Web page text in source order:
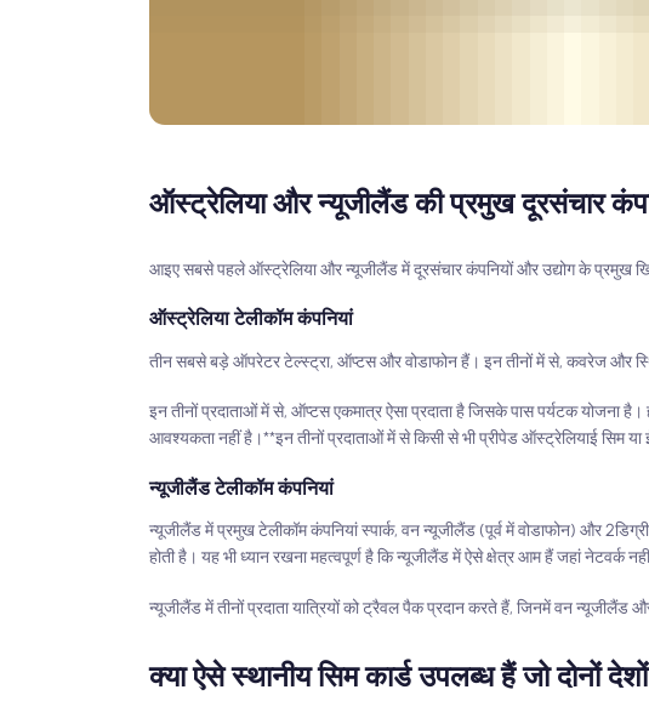
ऑस्ट्रेलिया और न्यूजीलैंड की प्रमुख दूरसंचार
आइए सबसे पहले ऑस्ट्रेलिया और न्यूजीलैंड में दूरसंचार कंपनियों और उद्योग के प्रमुख
ऑस्ट्रेलिया टेलीकॉम कंपनियां
तीन सबसे बड़े ऑपरेटर टेल्स्ट्रा, ऑप्टस और वोडाफोन हैं। इन तीनों में से, कवरेज और
इन तीनों प्रदाताओं में से, ऑप्टस एकमात्र ऐसा प्रदाता है जिसके पास पर्यटक
आवश्यकता नहीं है।**इन तीनों प्रदाताओं में से किसी से भी प्रीपेड ऑस्ट्रेलियाई सिम
न्यूजीलैंड टेलीकॉम कंपनियां
न्यूजीलैंड में प्रमुख टेलीकॉम कंपनियां स्पार्क, वन न्यूजीलैंड (पूर्व में वोडाफोन) और
होती है। यह भी ध्यान रखना महत्वपूर्ण है कि न्यूजीलैंड में ऐसे क्षेत्र आम हैं जहां
न्यूजीलैंड में तीनों प्रदाता यात्रियों को ट्रैवल पैक प्रदान करते हैं, जिनमें वन न्यूजीलैंड
क्या ऐसे स्थानीय सिम कार्ड उपलब्ध हैं जो दोनों